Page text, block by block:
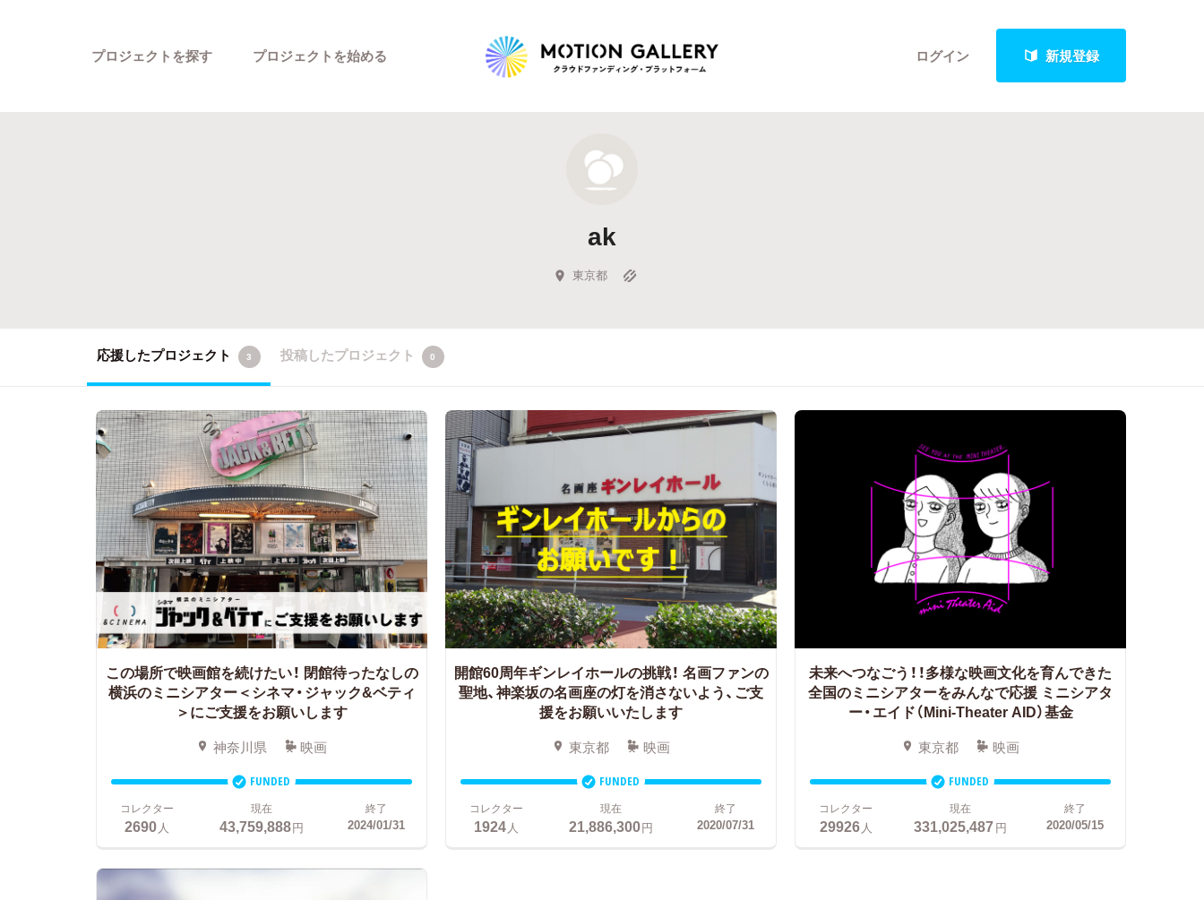
ログイン 新規登録
プロジェクトを探す
新着プロジェクト
Feature
キュレーターから探す
プロジェクトを始める
ak
東京都
応援したプロジェクト 3 投稿したプロジェクト 0
この場所で映画館を続けたい！ 閉館待ったなしの
横浜のミニシアター＜シネマ・ジャック&ベティ
＞にご支援をお願いします
神奈川県 映画
FUNDED
コレクター
2690人
現在
43,759,888円
終了
2024/01/31
開館60周年ギンレイホールの挑戦！ 名画ファンの
聖地、神楽坂の名画座の灯を消さないよう、ご支
援をお願いいたします
東京都 映画
FUNDED
コレクター
1924人
現在
21,886,300円
終了
2020/07/31
未来へつなごう！！多様な映画文化を育んできた
全国のミニシアターをみんなで応援 ミニシアタ
ー・エイド（Mini-Theater AID）基金
東京都 映画
FUNDED
コレクター
29926人
現在
331,025,487円
終了
2020/05/15